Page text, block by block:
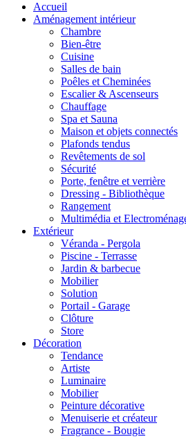
Accueil
Aménagement intérieur
Chambre
Bien-être
Cuisine
Salles de bain
Poêles et Cheminées
Escalier & Ascenseurs
Chauffage
Spa et Sauna
Maison et objets connectés
Plafonds tendus
Revêtements de sol
Sécurité
Porte, fenêtre et verrière
Dressing - Bibliothèque
Rangement
Multimédia et
Extérieur
Véranda - Pergola
Piscine - Terrasse
Jardin & barbecue
Mobilier
Solution
Portail - Garage
Clôture
Store
Décoration
Tendance
Artiste
Luminaire
Mobilier
Peinture décorative
Menuiserie et créateur
Fragrance - Bougie